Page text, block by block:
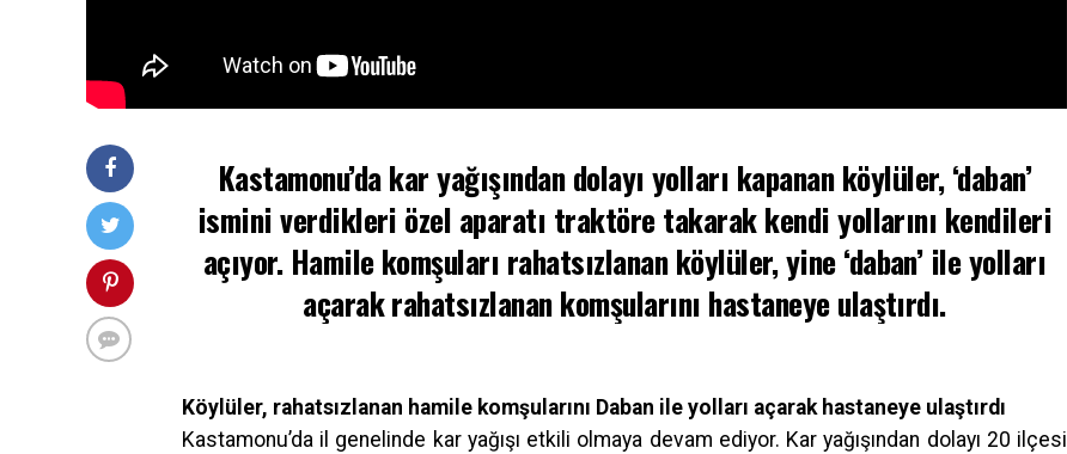
Kastamonu’da kar yağışından dolayı yolları kapanan köylüler, ‘daban’
ismini verdikleri özel aparatı traktöre takarak kendi yollarını kendileri
açıyor. Hamile komşuları rahatsızlanan köylüler, yine ‘daban’ ile yolları
açarak rahatsızlanan komşularını hastaneye ulaştırdı.
Köylüler, rahatsızlanan hamile komşularını Daban ile yolları açarak hastaneye ulaştırdı
Kastamonu’da il genelinde kar yağışı etkili olmaya devam ediyor. Kar yağışından dolayı 20 ilçesi